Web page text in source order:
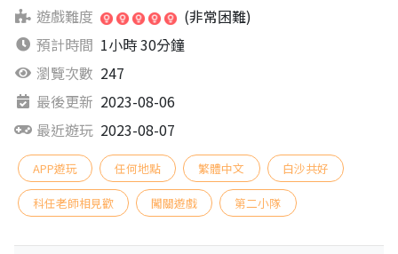
遊戲難度
(非常困難)
預計時間 1小時 30分鐘
瀏覽次數 247
最後更新 2023-08-06
最近遊玩 2023-08-07
APP遊玩 任何地點 繁體中文 白沙共好
科任老師相見歡 闖關遊戲 第二小隊